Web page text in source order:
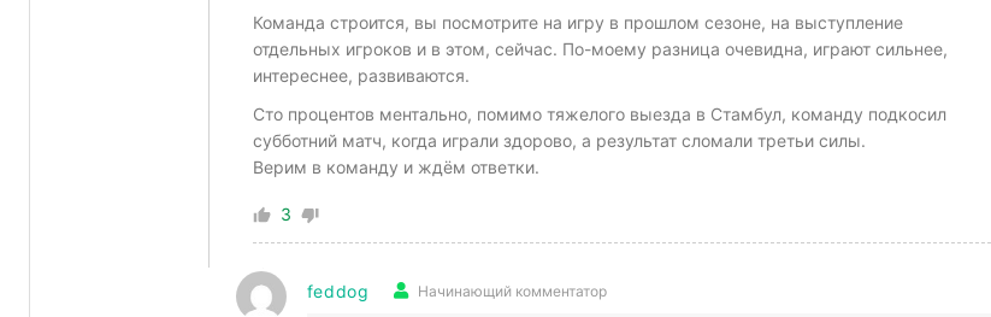
Команда строится, вы посмотрите на игру в прошлом сезоне, на выступление
отдельных игроков и в этом, сейчас. По-моему разница очевидна, играют сильнее,
интереснее, развиваются.
Сто процентов ментально, помимо тяжелого выезда в Стамбул, команду подкосил
субботний матч, когда играли здорово, а результат сломали третьи силы.
Верим в команду и ждём ответки.
3
feddog Начинающий комментатор